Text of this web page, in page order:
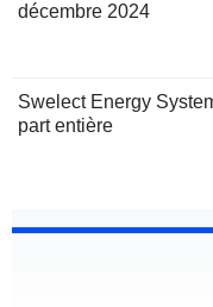
décembre 2024
Swelect Energy
part entière